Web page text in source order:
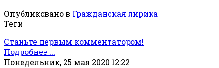
Опубликовано в Гражданская лирика
Теги
Станьте первым комментатором!
Подробнее ...
Понедельник, 25 мая 2020 12:22